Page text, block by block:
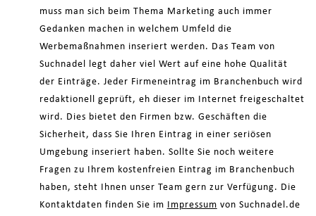
muss man sich beim Thema Marketing auch immer
Gedanken machen in welchem Umfeld die
Werbemaßnahmen inseriert werden. Das Team von
Suchnadel legt daher viel Wert auf eine hohe Qualität
der Einträge. Jeder Firmeneintrag im Branchenbuch wird
redaktionell geprüft, eh dieser im Internet freigeschaltet
wird. Dies bietet den Firmen bzw. Geschäften die
Sicherheit, dass Sie Ihren Eintrag in einer seriösen
Umgebung inseriert haben. Sollte Sie noch weitere
Fragen zu Ihrem kostenfreien Eintrag im Branchenbuch
haben, steht Ihnen unser Team gern zur Verfügung. Die
Kontaktdaten finden Sie im
Impressum von Suchnadel.de